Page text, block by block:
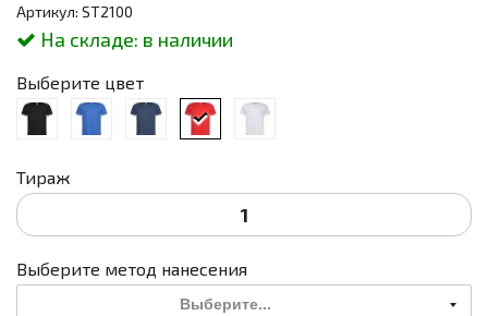
Артикул: ST2100
На складе: в наличии
Выберите цвет
Тираж
Выберите метод нанесения
Выберите...